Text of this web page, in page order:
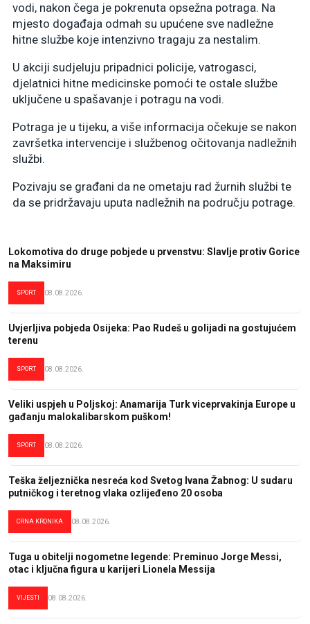
vodi, nakon čega je pokrenuta opsežna potraga. Na
mjesto događaja odmah su upućene sve nadležne
hitne službe koje intenzivno tragaju za nestalim.
U akciji sudjeluju pripadnici policije, vatrogasci,
djelatnici hitne medicinske pomoći te ostale službe
uključene u spašavanje i potragu na vodi.
Potraga je u tijeku, a više informacija očekuje se nakon
završetka intervencije i službenog očitovanja nadležnih
službi.
Pozivaju se građani da ne ometaju rad žurnih službi te
da se pridržavaju uputa nadležnih na području potrage.
Lokomotiva do druge pobjede u prvenstvu: Slavlje protiv Gorice
na Maksimiru
SPORT 08.08.2026.
Uvjerljiva pobjeda Osijeka: Pao Rudeš u golijadi na gostujućem
terenu
SPORT 08.08.2026.
Veliki uspjeh u Poljskoj: Anamarija Turk viceprvakinja Europe u
gađanju malokalibarskom puškom!
SPORT 08.08.2026.
Teška željeznička nesreća kod Svetog Ivana Žabnog: U sudaru
putničkog i teretnog vlaka ozlijeđeno 20 osoba
CRNA KRONIKA 08.08.2026.
Tuga u obitelji nogometne legende: Preminuo Jorge Messi,
otac i ključna figura u karijeri Lionela Messija
VIJESTI 08.08.2026.